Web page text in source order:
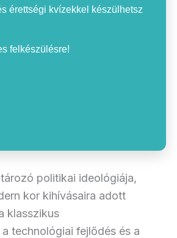
érettségi kvízekkel készülhetsz
felkészülésre!
politikai ideológiája,
kor kihívásaira adott
klasszikus
technológiai fejlődés és a